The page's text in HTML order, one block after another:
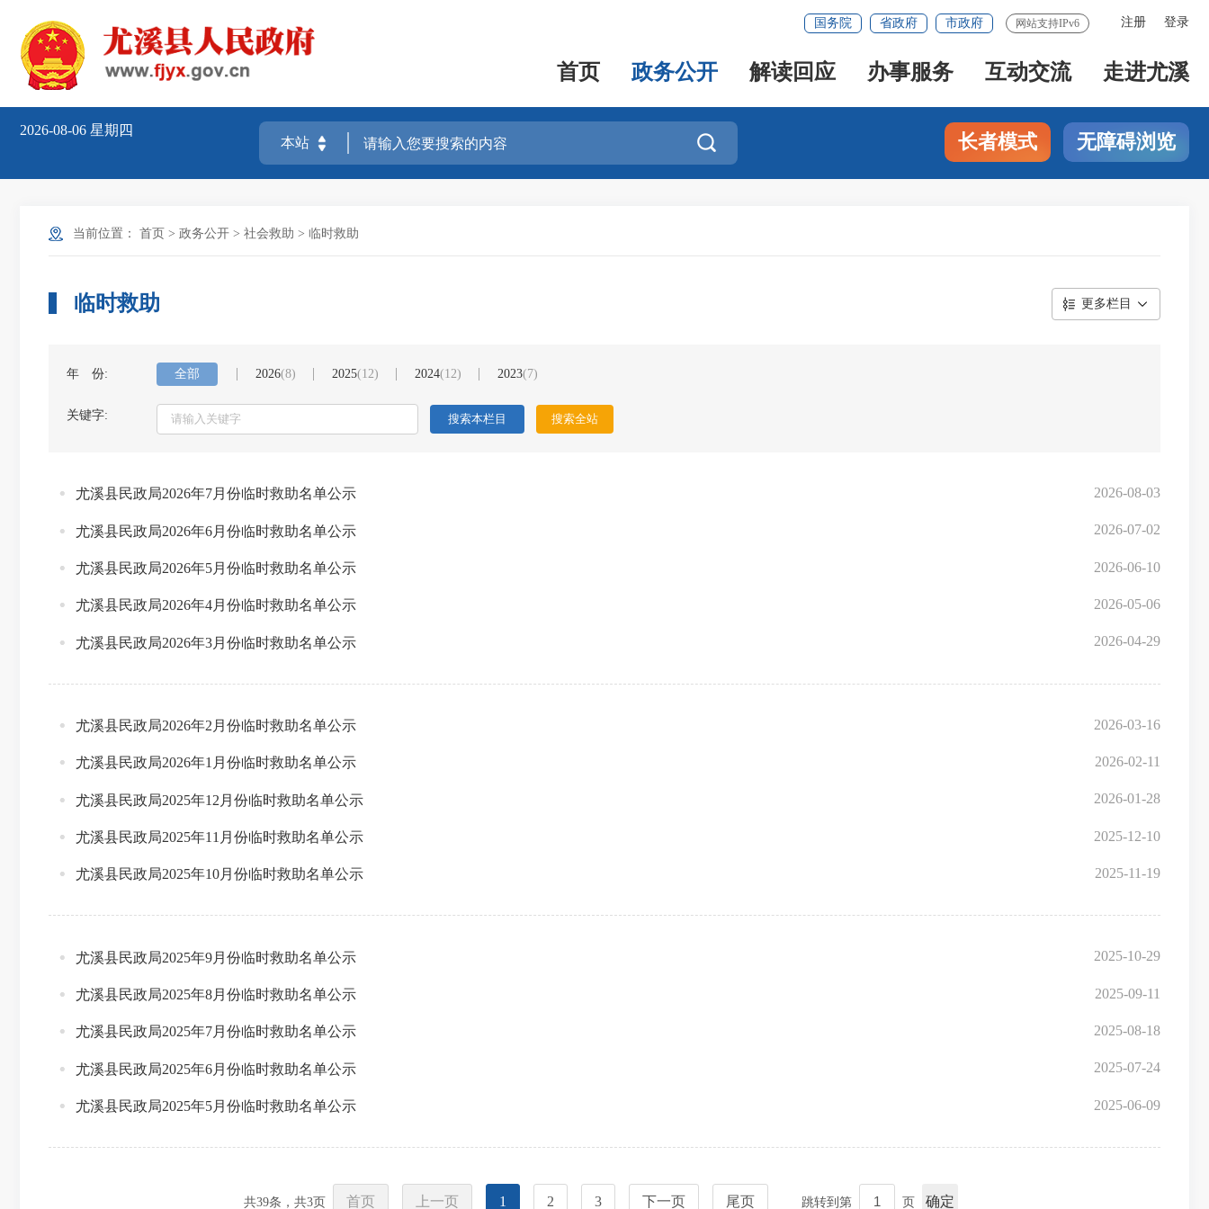
注册 登录
国务院 省政府 市政府 网站支持IPv6
首页 政务公开 解读回应 办事服务 互动交流 走进尤溪
2026-08-06 星期四
 长者模式 无障碍浏览
当前位置： 首页 > 政务公开 > 社会救助 > 临时救助
临时救助 更多栏目
年 份: 全部 2026(8) 2025(12) 2024(12) 2023(7)
关键字:
2026-08-03
尤溪县民政局2026年7月份临时救助名单公示
2026-07-02
尤溪县民政局2026年6月份临时救助名单公示
2026-06-10
尤溪县民政局2026年5月份临时救助名单公示
2026-05-06
尤溪县民政局2026年4月份临时救助名单公示
2026-04-29
尤溪县民政局2026年3月份临时救助名单公示
2026-03-16
尤溪县民政局2026年2月份临时救助名单公示
2026-02-11
尤溪县民政局2026年1月份临时救助名单公示
2026-01-28
尤溪县民政局2025年12月份临时救助名单公示
2025-12-10
尤溪县民政局2025年11月份临时救助名单公示
2025-11-19
尤溪县民政局2025年10月份临时救助名单公示
2025-10-29
尤溪县民政局2025年9月份临时救助名单公示
2025-09-11
尤溪县民政局2025年8月份临时救助名单公示
2025-08-18
尤溪县民政局2025年7月份临时救助名单公示
2025-07-24
尤溪县民政局2025年6月份临时救助名单公示
2025-06-09
尤溪县民政局2025年5月份临时救助名单公示
共39条，共3页 首页 上一页 1 2 3 下一页 尾页 跳转到第 页 确定